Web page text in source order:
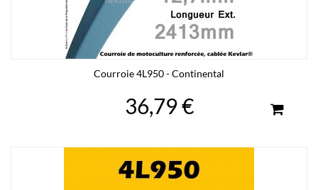
Courroie 4L950 - Continental
36,79 €